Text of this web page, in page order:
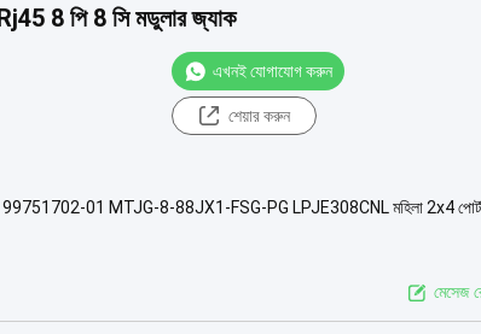
8 পি 8 সি মডুলার জ্যাক
এখনই যোগাযোগ করুন
শেয়ার করুন
1 99751702-01 MTJG-8-88JX1-FSG-PG LPJE308CNL মহিলা 2x4
মেসেজ